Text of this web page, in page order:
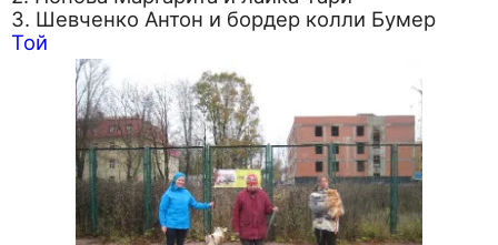
3. Шевченко Антон и бордер колли Бумер
Той